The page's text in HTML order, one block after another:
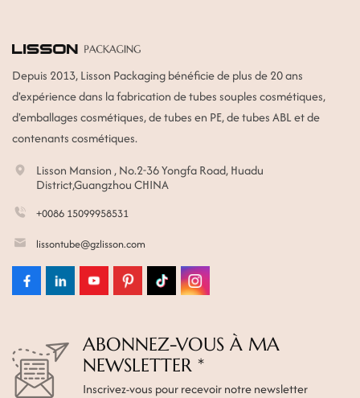
Depuis 2013, Lisson Packaging bénéficie de plus de 20 ans
d'expérience dans la fabrication de tubes souples cosmétiques,
d'emballages cosmétiques, de tubes en PE, de tubes ABL et de
contenants cosmétiques.
Lisson Mansion , No.2-36 Yongfa Road, Huadu
District,Guangzhou CHINA
+0086 15099958531
lissontube@gzlisson.com
ABONNEZ-VOUS À MA
NEWSLETTER *
Inscrivez-vous pour recevoir notre newsletter